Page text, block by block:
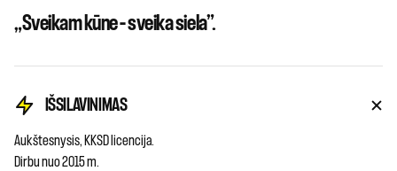
„Sveikam kūne – sveika siela”.
IŠSILAVINIMAS
Aukštesnysis, KKSD licencija.
Dirbu nuo 2015 m.